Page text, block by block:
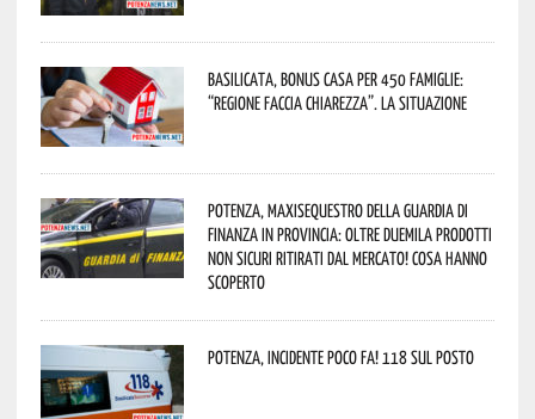
Basilicata, Bonus casa per 450 famiglie:
“Regione faccia chiarezza”. La situazione
Potenza, maxisequestro della Guardia di
Finanza in provincia: oltre duemila prodotti
non sicuri ritirati dal mercato! Cosa hanno
scoperto
Potenza, incidente poco fa! 118 sul posto